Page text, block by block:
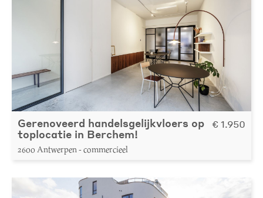
Gerenoveerd handelsgelijkvloers op
toplocatie in Berchem!
2600 Antwerpen - commercieel
€ 1.950